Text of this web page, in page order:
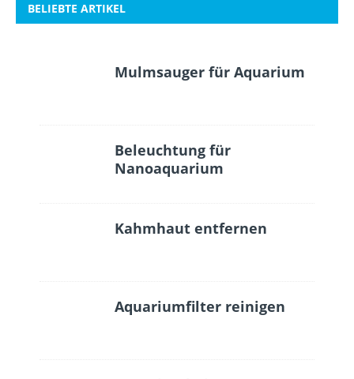
BELIEBTE ARTIKEL
Mulmsauger für Aquarium
Beleuchtung für
Nanoaquarium
Kahmhaut entfernen
Aquariumfilter reinigen